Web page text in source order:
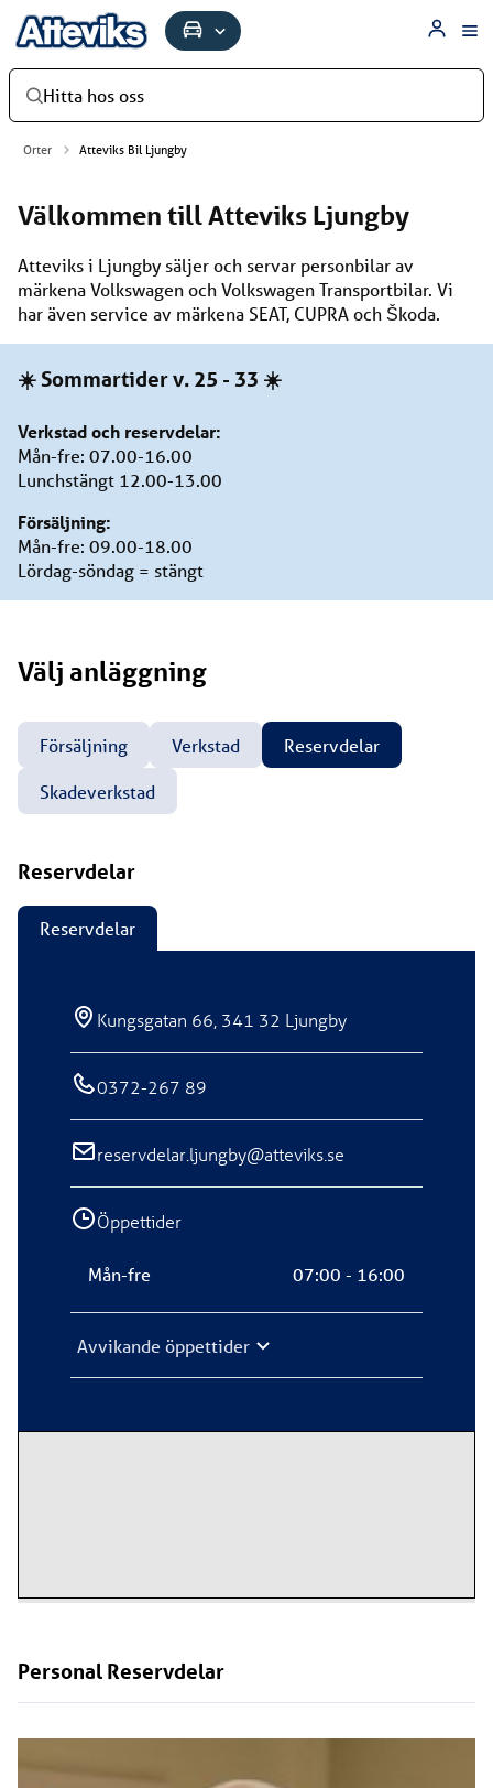
Hitta hos oss
Orter Atteviks Bil Ljungby
Välkommen till Atteviks Ljungby
Atteviks i Ljungby säljer och servar personbilar av
märkena Volkswagen och Volkswagen Transportbilar. Vi
har även service av märkena SEAT, CUPRA och Škoda.
☀️ Sommartider v. 25 - 33 ☀️
Verkstad och reservdelar:
Mån-fre: 07.00-16.00
Lunchstängt 12.00-13.00
Försäljning:
Mån-fre: 09.00-18.00
Lördag-söndag = stängt
Välj anläggning
Försäljning Verkstad
Reservdelar
Skadeverkstad
Reservdelar
Reservdelar
Kungsgatan 66, 341 32 Ljungby
0372-267 89
reservdelar.ljungby@atteviks.se
Öppettider
Mån-fre 07:00 - 16:00
Avvikande öppettider
Personal Reservdelar